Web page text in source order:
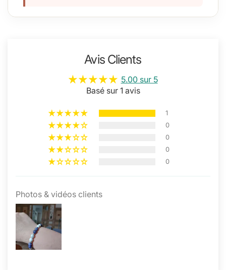
Avis Clients
5.00 sur 5
Basé sur 1 avis
1
0
0
0
0
Photos & vidéos clients